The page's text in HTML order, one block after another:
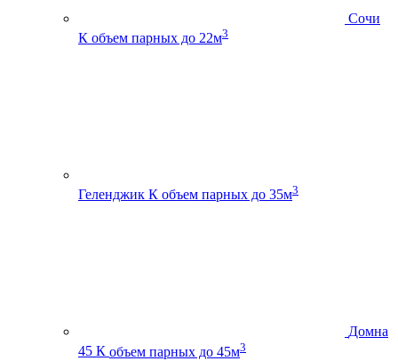
Сочи
К объем парных до 22м3
Геленджик К объем парных до 35м3
Домна
45 К объем парных до 45м3